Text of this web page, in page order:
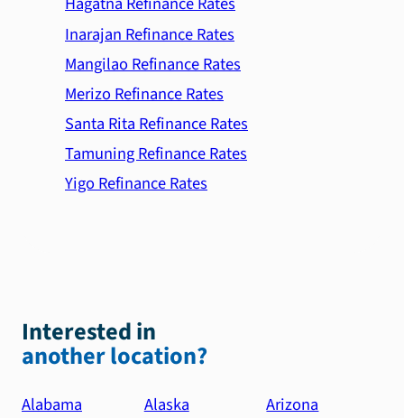
Inarajan Refinance Rates
Mangilao Refinance Rates
Merizo Refinance Rates
Santa Rita Refinance Rates
Tamuning Refinance Rates
Yigo Refinance Rates
Interested in
another location?
Alabama Alaska
Arizona